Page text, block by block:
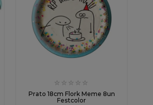
☆ ☆ ☆ ☆ ☆
Prato 18cm Flork Meme 8un
Festcolor